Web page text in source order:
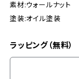
素材:ウォールナット
塗装:オイル塗装
ラッピング（無料）